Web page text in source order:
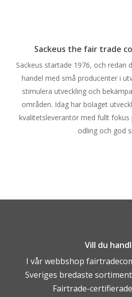
Sackeus the fair trade
Sackeus startade 1976, och redan
handel med små producenter i
stimulera utveckling och
områden. Idag har bolaget
kvalitetsleverantör med fullt
odling och god
Vill du
I vår webbshop
Sveriges bredaste
Fairtrade-